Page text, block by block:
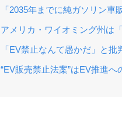
「2035年までに純ガソリン車
アメリカ・ワイオミング州は
「EV禁止なんて愚かだ」と
“EV販売禁止法案”はEV推進へ